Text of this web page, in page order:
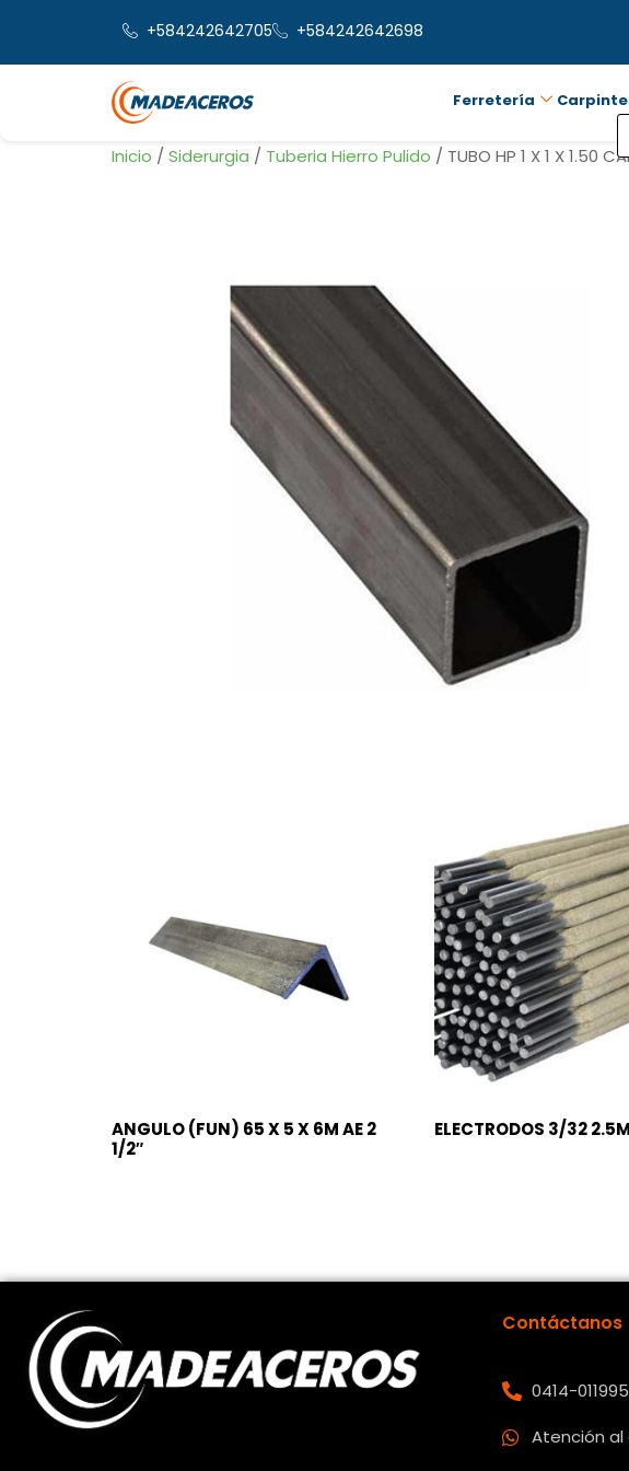
+584242642705 +584242642698
Ferretería
Inicio / Siderurgia / Tuberia Hierro Pulido / TUBO HP 1 X 1 X 1.50
ANGULO (FUN) 65 X 5 X 6M AE 2
1/2″
ELECTRODOS 3/32
Contáctanos
0414-
Atención al